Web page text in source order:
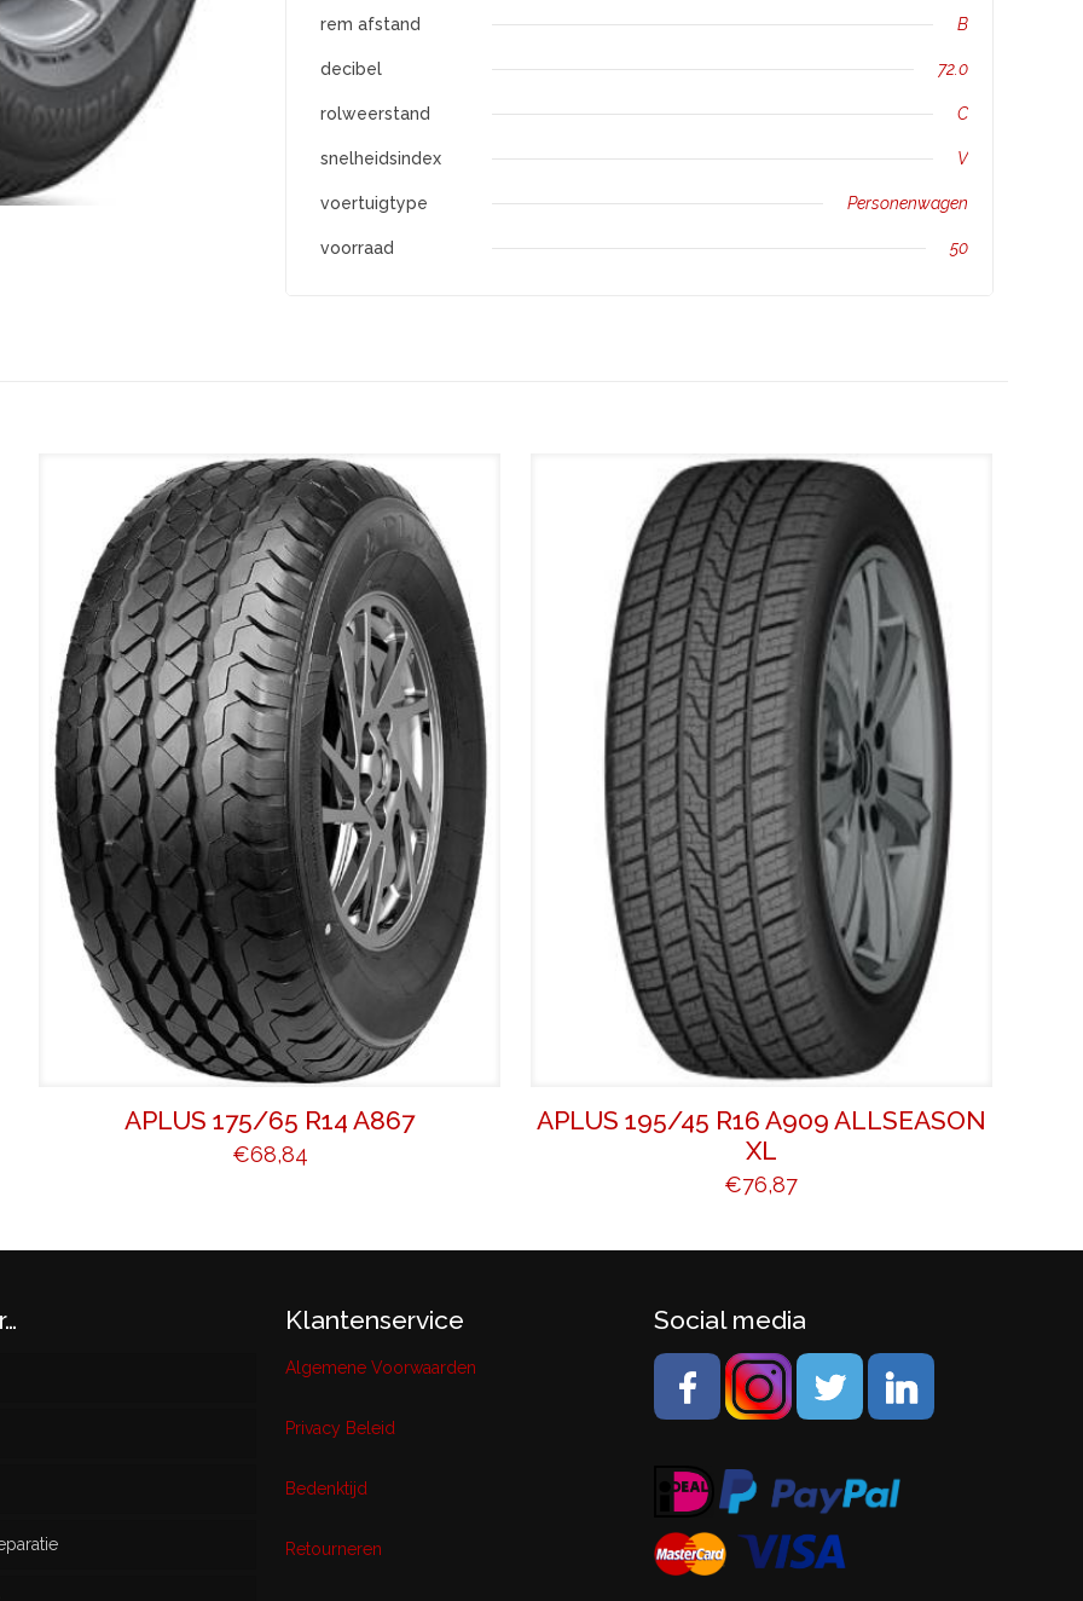
rem afstand B
decibel 72.0
rolweerstand C
snelheidsindex V
voertuigtype Personenwagen
voorraad 50
APLUS 175/65 R14 A867
€68,84
APLUS 195/45 R16 A909 ALLSEASON
XL
€76,87
Klantenservice
Algemene Voorwaarden
Privacy Beleid
Bedenktijd
Retourneren
Social media